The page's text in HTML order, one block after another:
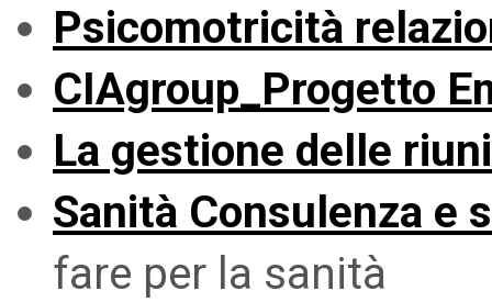
Psicomotricità
CIAgroup_Progetto
La gestione delle
Sanità Consulenza e
fare per la sanità